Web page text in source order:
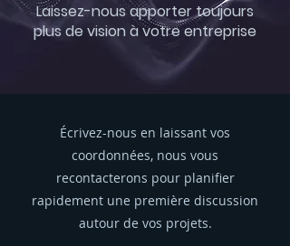
Laissez-nous apporter toujours
plus de vision à votre entreprise
Écrivez-nous en laissant vos
coordonnées, nous vous
recontacterons pour planifier
rapidement une première discussion
autour de vos projets.